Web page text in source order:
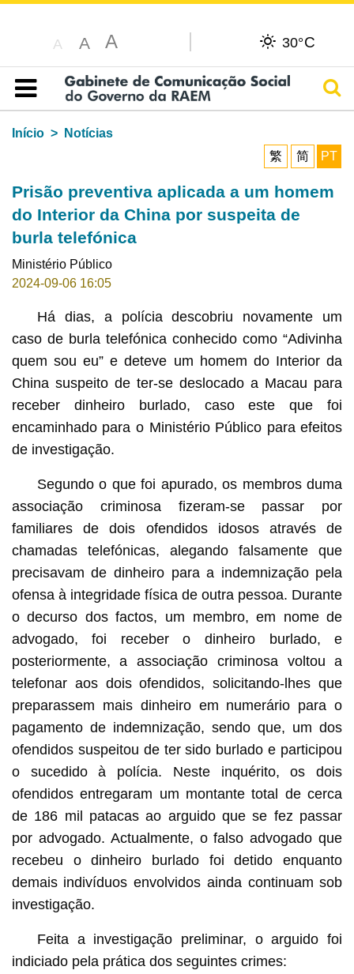
A A A 30°C
Índice
Início
Notícias
繁
简 PT
Prisão preventiva aplicada a um homem
do Interior da China por suspeita de
burla telefónica
Ministério Público
2024-09-06 16:05
Há dias, a polícia descobriu novamente um
caso de burla telefónica conhecido como “Adivinha
quem sou eu” e deteve um homem do Interior da
China suspeito de ter-se deslocado a Macau para
receber dinheiro burlado, caso este que foi
encaminhado para o Ministério Público para efeitos
de investigação.
Segundo o que foi apurado, os membros duma
associação criminosa fizeram-se passar por
familiares de dois ofendidos idosos através de
chamadas telefónicas, alegando falsamente que
precisavam de dinheiro para a indemnização pela
ofensa à integridade física de outra pessoa. Durante
o decurso dos factos, um membro, em nome de
advogado, foi receber o dinheiro burlado, e
posteriormente, a associação criminosa voltou a
telefonar aos dois ofendidos, solicitando-lhes que
preparassem mais dinheiro em numerário para o
pagamento de indemnização, sendo que, um dos
ofendidos suspeitou de ter sido burlado e participou
o sucedido à polícia. Neste inquérito, os dois
ofendidos entregaram um montante total de cerca
de 186 mil patacas ao arguido que se fez passar
por advogado. Actualmente, o falso advogado que
recebeu o dinheiro burlado foi detido enquanto
demais indivíduos envolvidos ainda continuam sob
investigação.
Feita a investigação preliminar, o arguido foi
indiciado pela prática dos seguintes crimes: